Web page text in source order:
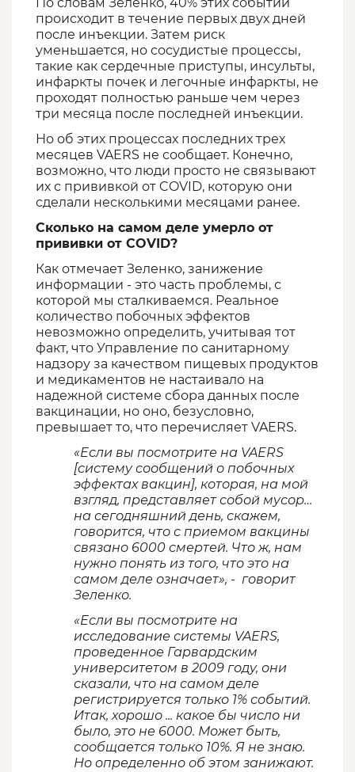
По словам Зеленко, 40% этих событий
происходит в течение первых двух дней
после инъекции. Затем риск
уменьшается, но сосудистые процессы,
такие как сердечные приступы, инсульты,
инфаркты почек и легочные инфаркты, не
проходят полностью раньше чем через
три месяца после последней инъекции.
Но об этих процессах последних трех
месяцев VAERS не сообщает. Конечно,
возможно, что люди просто не связывают
их с прививкой от COVID, которую они
сделали несколькими месяцами ранее.
Сколько на самом деле умерло от
прививки от COVID?
Как отмечает Зеленко, занижение
информации - это часть проблемы, с
которой мы сталкиваемся. Реальное
количество побочных эффектов
невозможно определить, учитывая тот
факт, что Управление по санитарному
надзору за качеством пищевых продуктов
и медикаментов не настаивало на
надежной системе сбора данных после
вакцинации, но оно, безусловно,
превышает то, что перечисляет VAERS.
«Если вы посмотрите на VAERS
[систему сообщений о побочных
эффектах вакцин], которая, на мой
взгляд, представляет собой мусор…
на сегодняшний день, скажем,
говорится, что с приемом вакцины
связано 6000 смертей. Что ж, нам
нужно понять из того, что это на
самом деле означает», - говорит
Зеленко.
«Если вы посмотрите на
исследование системы VAERS,
проведенное Гарвардским
университетом в 2009 году, они
сказали, что на самом деле
регистрируется только 1% событий.
Итак, хорошо ... какое бы число ни
было, это не 6000. Может быть,
сообщается только 10%. Я не знаю.
Но определенно об этом занижают.